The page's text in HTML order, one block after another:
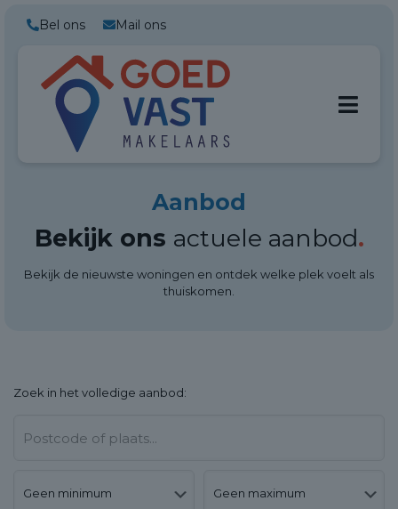
Bel ons Mail ons
Aanbod
Bekijk ons actuele aanbod.
Bekijk de nieuwste woningen en ontdek welke plek voelt als
thuiskomen.
Zoek in het volledige aanbod: